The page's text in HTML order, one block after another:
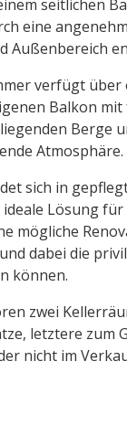
seitlichen
eine
Außenbereich
verfügt über
Balkon
Berge
Atmosphäre.
sich in
Lösung
mögliche
dabei die
können.
zwei
letztere zum
der nicht im